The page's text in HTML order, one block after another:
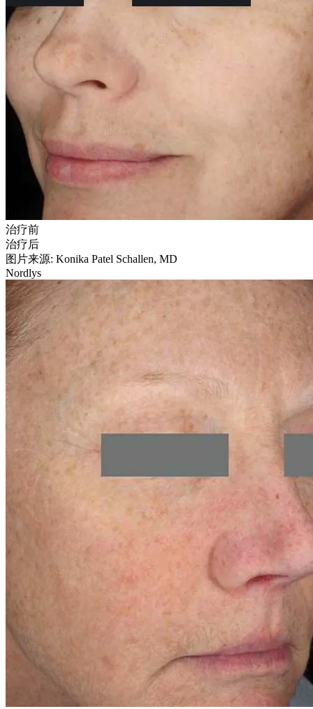
治疗前
治疗后
图片来源: Konika Patel Schallen, MD
Nordlys